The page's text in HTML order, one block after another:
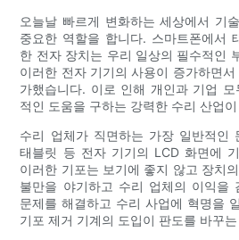
오늘날 빠르게 변화하는 세상에서 기
중요한 역할을 합니다. 스마트폰에서
한 전자 장치는 우리 일상의 필수적인
이러한 전자 기기의 사용이 증가하면
가했습니다. 이로 인해 개인과 기업
적인 도움을 구하는 강력한 수리 산업
수리 업체가 직면하는 가장 일반적인
태블릿 등 전자 기기의 LCD 화면에
이러한 기포는 보기에 좋지 않고 장치
불만을 야기하고 수리 업체의 이익을
문제를 해결하고 수리 사업에 혁명을
기포 제거 기계의 도입이 판도를 바꾸